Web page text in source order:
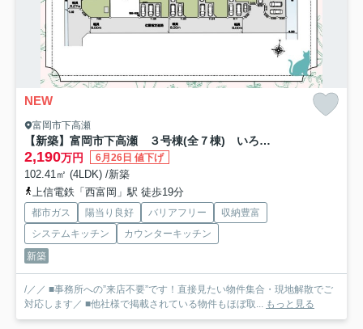
NEW
富岡市下高瀬
【新築】富岡市下高瀬 ３号棟(全７棟) いろどりアイタウン 新築建売分譲
2,190万円 6月26日 値下げ
102.41㎡ (4LDK) /新築
上信電鉄「西富岡」駅 徒歩19分
都市ガス 陽当り良好 バリアフリー
収納豊富
システムキッチン
カウンターキッチン
新築
/／／ ■事務所への”来店不要”です！直接見たい物件集合・現地解散でご
対応します／ ■他社様で掲載されている物件もほぼ取... もっと見る